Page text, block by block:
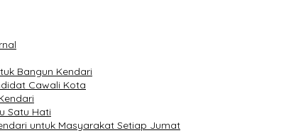
Bangun Kendari
Cawali Kota
Satu Hati
untuk Masyarakat Setiap Jumat